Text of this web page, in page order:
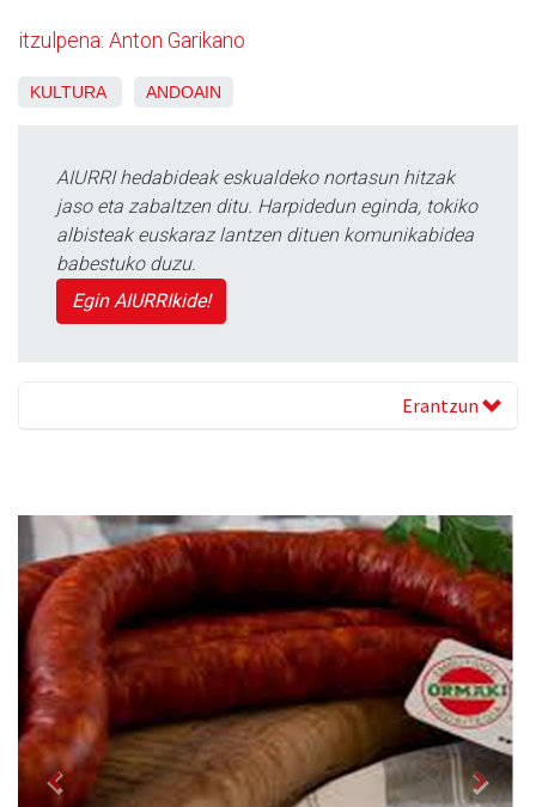
itzulpena: Anton Garikano
KULTURA ANDOAIN
AIURRI hedabideak eskualdeko nortasun hitzak
jaso eta zabaltzen ditu. Harpidedun eginda, tokiko
albisteak euskaraz lantzen dituen komunikabidea
babestuko duzu.
Egin AIURRIkide!
Erantzun
Previous Next